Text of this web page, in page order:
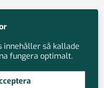
innehåller så kallade
fungera optimalt.